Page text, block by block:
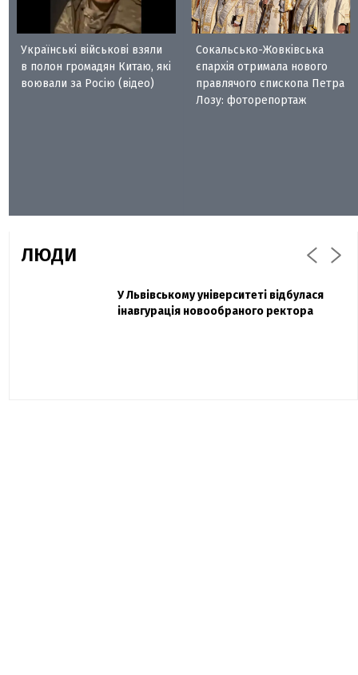
Українські військові взяли
в полон громадян Китаю, які
воювали за Росію (відео)
Сокальсько-Жовківська
єпархія отримала нового
правлячого єпископа Петра
Лозу: фоторепортаж
ЛЮДИ
Павло Дак
Захисник "Азовсталі" Діанов вдруге
одружився та показав фото з весілля
У Львівському університеті відбулася
інавгурація новообраного ректора